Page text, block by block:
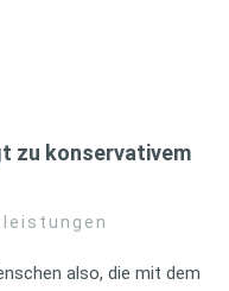
zu konservativem
also, die mit dem